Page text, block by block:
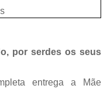
por serdes os seus
entrega a Mãe